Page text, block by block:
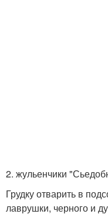
2. жульенчики
Грудку отварить в
лаврушки, черного и